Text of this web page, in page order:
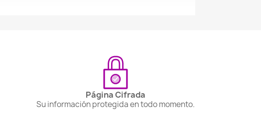
Página Cifrada
Su información protegida en todo momento.